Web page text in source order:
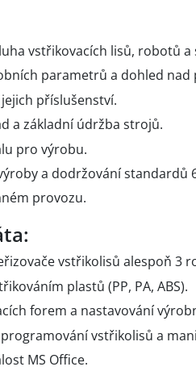
vstřikovacích lisů, robotů a
parametrů a dohled nad
příslušenství.
a základní údržba strojů.
pro výrobu.
a dodržování standardů
provozu.
vstřikolisů alespoň 3
plastů (PP, PA, ABS).
forem a nastavování
vstřikolisů a
MS Office.